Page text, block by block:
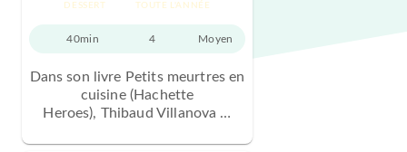
DESSERT TOUTE L'ANNÉE
40min 4 Moyen
Dans son livre Petits meurtres en
cuisine (Hachette
Heroes), Thibaud Villanova …